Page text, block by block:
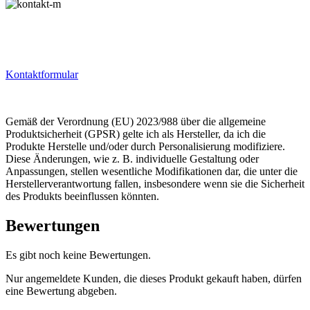
Kontaktformular
Gemäß der Verordnung (EU) 2023/988 über die allgemeine
Produktsicherheit (GPSR) gelte ich als Hersteller, da ich die
Produkte Herstelle und/oder durch Personalisierung modifiziere.
Diese Änderungen, wie z. B. individuelle Gestaltung oder
Anpassungen, stellen wesentliche Modifikationen dar, die unter die
Herstellerverantwortung fallen, insbesondere wenn sie die Sicherheit
des Produkts beeinflussen könnten.
Bewertungen
Es gibt noch keine Bewertungen.
Nur angemeldete Kunden, die dieses Produkt gekauft haben, dürfen
eine Bewertung abgeben.